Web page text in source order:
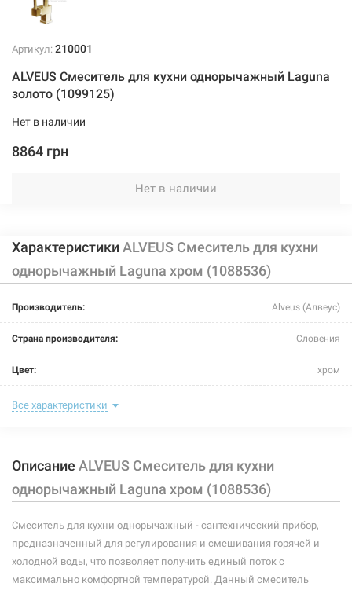
Артикул: 210001
ALVEUS Смеситель для кухни однорычажный Laguna
золото (1099125)
Нет в наличии
8864 грн
Нет в наличии
ХарактеристикиALVEUS Смеситель для кухни
однорычажный Laguna хром (1088536)
Производитель: Alveus (Алвеус)
Страна производителя: Словения
Цвет: хром
Назначение смесителя:
Размер картриджа:
Тип конструкции:
Тип смесителя (крана): однорычажный
Материал корпуса смесителя (крана):
Все характеристики
Описание ALVEUS Смеситель для кухни
однорычажный Laguna хром (1088536)
Смеситель для кухни однорычажный - сантехнический прибор,
предназначенный для регулирования и смешивания горячей и
холодной воды, что позволяет получить единый поток с
максимально комфортной температурой. Данный смеситель